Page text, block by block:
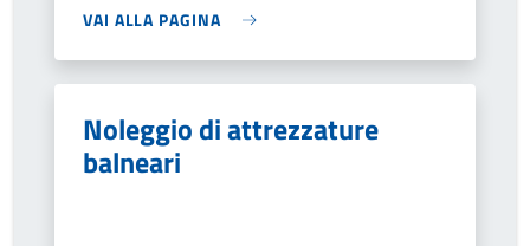
VAI ALLA PAGINA
Noleggio di attrezzature
balneari